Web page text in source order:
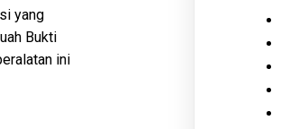
yang
Bukti
ini